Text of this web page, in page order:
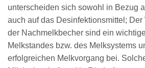
unterscheiden sich sowohl in Bezug
auch auf das Desinfektionsmittel; Der
der Nachmelkbecher sind ein
Melkstandes bzw. des Melksystems
erfolgreichen Melkvorgang bei.